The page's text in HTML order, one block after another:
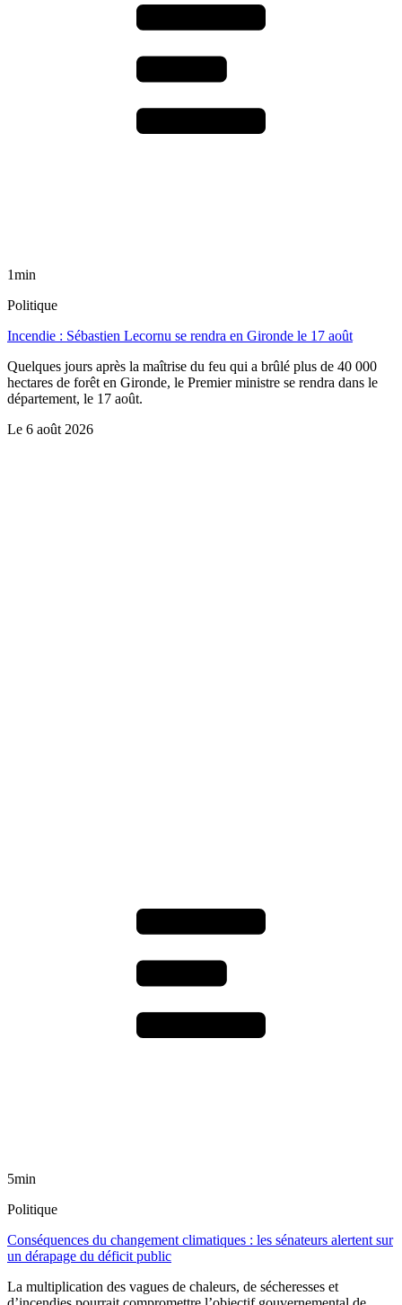
1min
Politique
Incendie : Sébastien Lecornu se rendra en Gironde le 17 août
Quelques jours après la maîtrise du feu qui a brûlé plus de 40 000
hectares de forêt en Gironde, le Premier ministre se rendra dans le
département, le 17 août.
Le 6 août 2026
5min
Politique
Conséquences du changement climatiques : les sénateurs alertent sur
un dérapage du déficit public
La multiplication des vagues de chaleurs, de sécheresses et